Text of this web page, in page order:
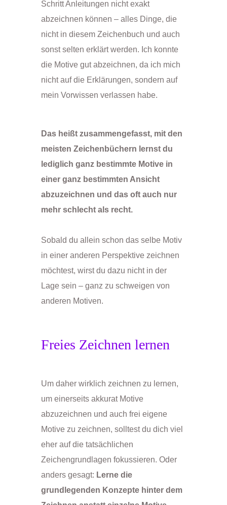
Schritt Anleitungen nicht exakt
abzeichnen können – alles Dinge, die
nicht in diesem Zeichenbuch und auch
sonst selten erklärt werden. Ich konnte
die Motive gut abzeichnen, da ich mich
nicht auf die Erklärungen, sondern auf
mein Vorwissen verlassen habe.
Das heißt zusammengefasst, mit den
meisten Zeichenbüchern lernst du
lediglich ganz bestimmte Motive in
einer ganz bestimmten Ansicht
abzuzeichnen und das oft auch nur
mehr schlecht als recht.
Sobald du allein schon das selbe Motiv
in einer anderen Perspektive zeichnen
möchtest, wirst du dazu nicht in der
Lage sein – ganz zu schweigen von
anderen Motiven.
Freies Zeichnen lernen
Um daher wirklich zeichnen zu lernen,
um einerseits akkurat Motive
abzuzeichnen und auch frei eigene
Motive zu zeichnen, solltest du dich viel
eher auf die tatsächlichen
Zeichengrundlagen fokussieren. Oder
anders gesagt: Lerne die
grundlegenden Konzepte hinter dem